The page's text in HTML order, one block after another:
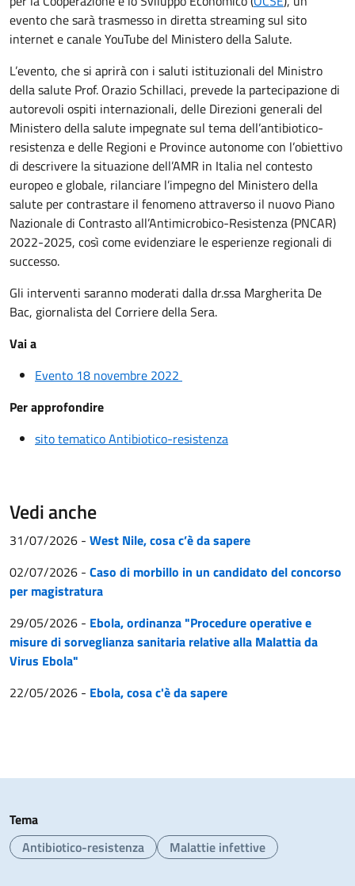
evento che sarà trasmesso in diretta streaming sul sito
internet e canale YouTube del Ministero della Salute.
L’evento, che si aprirà con i saluti istituzionali del Ministro
della salute Prof. Orazio Schillaci, prevede la partecipazione di
autorevoli ospiti internazionali, delle Direzioni generali del
Ministero della salute impegnate sul tema dell’antibiotico-
resistenza e delle Regioni e Province autonome con l’obiettivo
di descrivere la situazione dell’AMR in Italia nel contesto
europeo e globale, rilanciare l’impegno del Ministero della
salute per contrastare il fenomeno attraverso il nuovo Piano
Nazionale di Contrasto all’Antimicrobico-Resistenza (PNCAR)
2022-2025, così come evidenziare le esperienze regionali di
successo.
Gli interventi saranno moderati dalla dr.ssa Margherita De
Bac, giornalista del Corriere della Sera.
Vai a
Evento 18 novembre 2022
Per approfondire
sito tematico Antibiotico-resistenza
Vedi anche
31/07/2026 - West Nile, cosa c’è da sapere
02/07/2026 - Caso di morbillo in un candidato del concorso
per magistratura
29/05/2026 - Ebola, ordinanza "Procedure operative e
misure di sorveglianza sanitaria relative alla Malattia da
Virus Ebola"
22/05/2026 - Ebola, cosa c'è da sapere
Tema
Antibiotico-resistenza
Malattie infettive